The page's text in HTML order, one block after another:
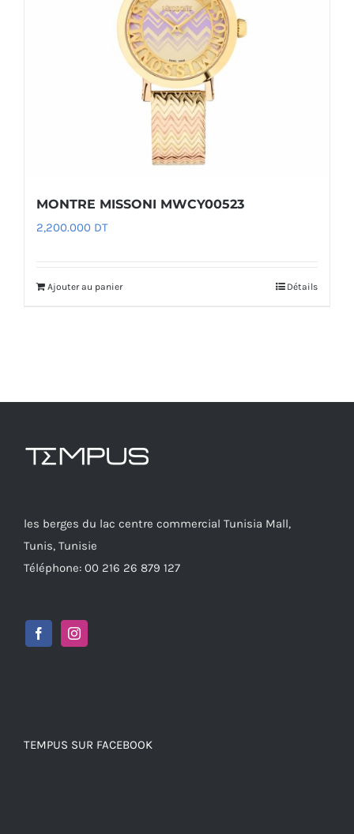
MONTRE MISSONI MWCY00523
2,200.000 DT
Ajouter au panier Détails
les berges du lac centre commercial Tunisia Mall,
Tunis, Tunisie
Téléphone: 00 216 26 879 127
TEMPUS SUR FACEBOOK